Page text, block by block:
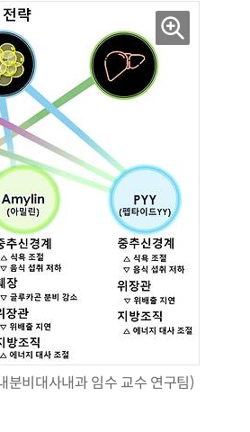
분비대사내과 임수 교수 연구팀)
신약 병목, K-문샷으로 극복해 개발
속도 10배 향상”
[르포]아이들이 직접 첨단 전자현미
경 다루며 과학원리 체득...과학체험
제공 '주니어닥터' 현장
다누리, 스페이스X 팰컨9 달 충돌 전
후 포착